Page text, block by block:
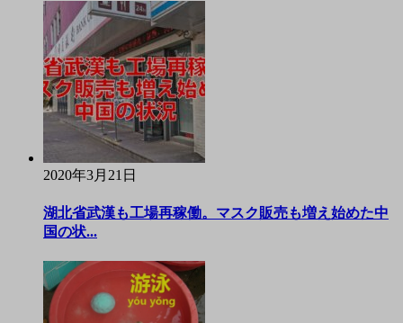
2020年3月21日
湖北省武漢も工場再稼働。マスク販売も増え始めた中
国の状...